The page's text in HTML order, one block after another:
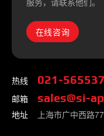
在线咨询
热线
021-
邮箱
sales@si-
地址
上海市广中西路